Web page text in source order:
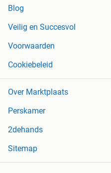
Blog
Veilig en Succesvol
Voorwaarden
Cookiebeleid
Over Marktplaats
Perskamer
2dehands
Sitemap